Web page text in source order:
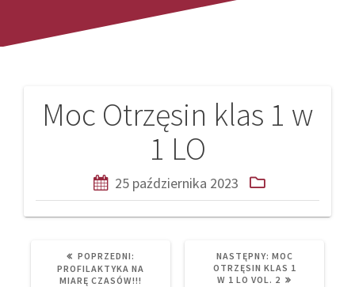
Moc Otrzęsin klas 1 w
1 LO
25 października 2023
Nawigacja
POPRZEDNI:
POST:
PROFILAKTYKA NA
MIARĘ CZASÓW!!!
NASTĘPNY: NEXT
POST:
MOC
OTRZĘSIN KLAS 1
W 1 LO VOL. 2